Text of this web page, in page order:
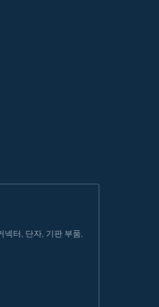
터, 단자, 기판 부품,